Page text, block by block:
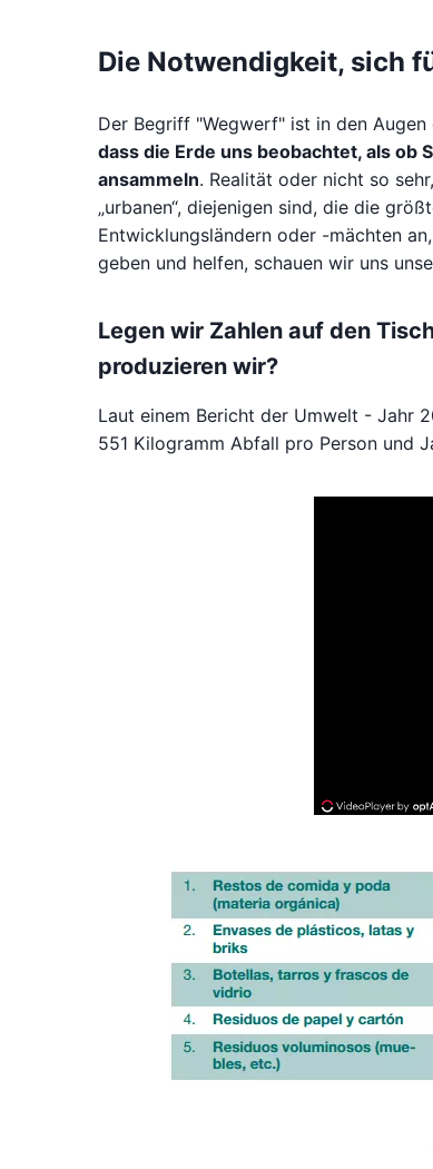
Die Notwendigkeit, sich
Der Begriff "Wegwerf" ist in den
dass die Erde uns beobachtet, als ob
ansammeln. Realität oder nicht so
„urbanen“, diejenigen sind, die die
Entwicklungsländern oder -mächten
geben und helfen, schauen wir uns
Legen wir Zahlen auf den
produzieren wir?
Laut einem Bericht der Umwelt - Jahr
551 Kilogramm Abfall pro Person und